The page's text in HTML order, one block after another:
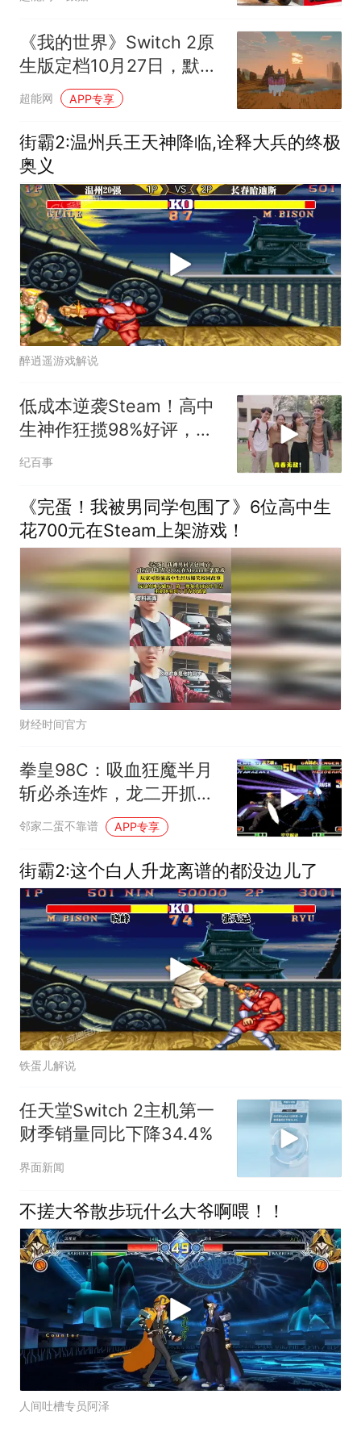
《我的世界》Switch 2原
生版定档10月27日，默认
启用更高级图形选项
超能网 APP专享
街霸2:温州兵王天神降临,诠释大兵的终极
奥义
醉逍遥游戏解说
低成本逆袭Steam！高中
生神作狂揽98%好评，青
春无敌！
纪百事
《完蛋！我被男同学包围了》6位高中生
花700元在Steam上架游戏！
财经时间官方
拳皇98C：吸血狂魔半月
斩必杀连炸，龙二开抓头
大招反击太猛
邻家二蛋不靠谱 APP专享
街霸2:这个白人升龙离谱的都没边儿了
铁蛋儿解说
任天堂Switch 2主机第一
财季销量同比下降34.4%
界面新闻
不搓大爷散步玩什么大爷啊喂！！
人间吐槽专员阿泽